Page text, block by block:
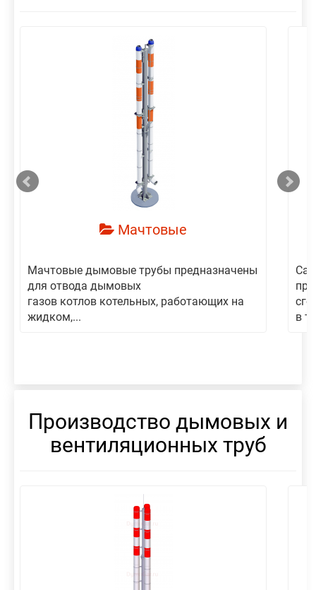
Мачтовые
Мачтовые дымовые трубы предназначены
для отвода дымовых
газов котлов котельных, работающих на
жидком,...
в
Производство дымовых и
вентиляционных труб